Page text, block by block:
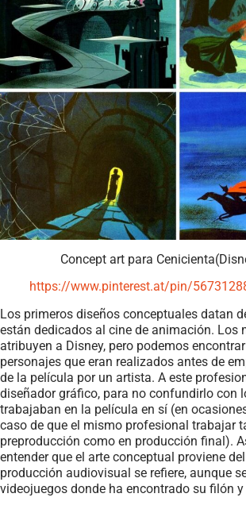
Concept art para
https://www.pinterest.at/pin/
Los primeros diseños conceptuales datan
están dedicados al cine de animación. Los
atribuyen a Disney, pero podemos
personajes que eran realizados antes de
de la película por un artista. A este
diseñador gráfico, para no confundirlo con
trabajaban en la película en sí (en
caso de que el mismo profesional trabajar
preproducción como en producción final).
entender que el arte conceptual proviene
producción audiovisual se refiere, aunque
videojuegos donde ha encontrado su filón